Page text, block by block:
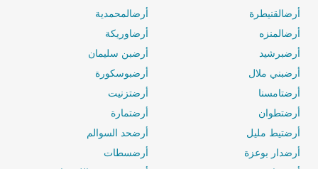
أرضالقنيطرة
أرضالمحمدية
أرضالمنزه
أرضاوريكة
أرضبرشيد
أرضبن سليمان
أرضبني ملال
أرضبوسكورة
أرضتامسنا
أرضتزنيت
أرضتطوان
أرضتمارة
أرضتيط مليل
أرضحد السوالم
أرضدار بوعزة
أرضسطات